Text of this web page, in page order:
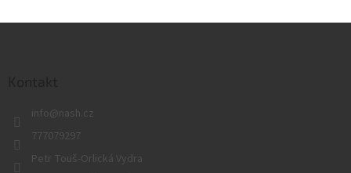
info@nash.cz
777079297
Petr Touš-Orlická Vydra